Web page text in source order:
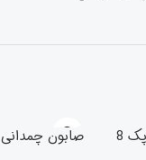
دستمال مرطوب فانتزی | پک 8
صابون چمدانی